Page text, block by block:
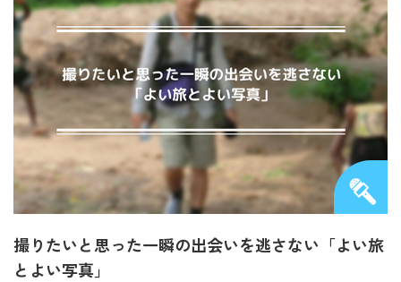
撮りたいと思った一瞬の出会いを逃さない「よい旅
とよい写真」